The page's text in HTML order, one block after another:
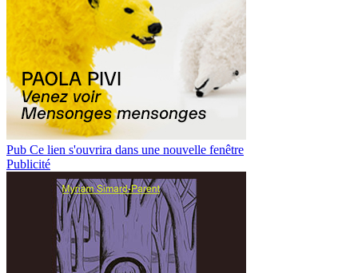
Pub Ce lien s'ouvrira dans une nouvelle fenêtre
Publicité